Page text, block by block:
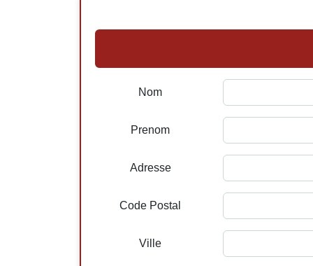
Nom
Prenom
Adresse
Code Postal
Ville